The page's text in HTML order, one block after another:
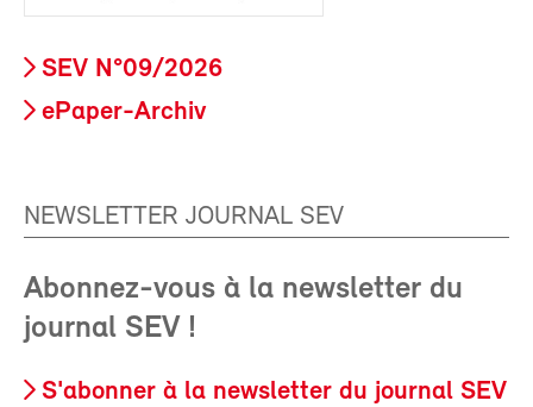
SEV N°09/2026
ePaper-Archiv
NEWSLETTER JOURNAL SEV
Abonnez-vous à la newsletter du
journal SEV !
S'abonner à la newsletter du journal SEV